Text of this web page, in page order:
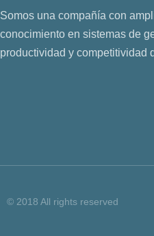
Somos una compañía con
conocimiento en sistemas de
productividad y competitividad
© 2018 All rights reserved